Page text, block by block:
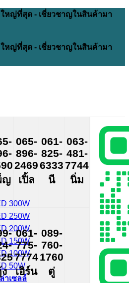
หญ่ที่สุด - เชี่ยวชาญในสินค้ามา
หญ่ที่สุด - เชี่ยวชาญในสินค้ามา
300W
250W
200W
150W
100W
50W
าเซลล์
ญ
065-
896-
2469
เปิ้ล
061-
825-
6333
นี
063-
481-
7744
นิ่ม
061-
775-
7774
เอิร์น
089-
760-
1760
ตู่